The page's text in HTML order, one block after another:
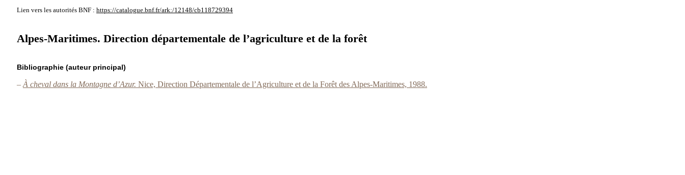
Lien vers les autorités BNF : https://catalogue.bnf.fr/ark:/12148/cb118729394
Alpes-Maritimes. Direction départementale de l’agriculture et de la forêt
Bibliographie (auteur principal)
– À cheval dans la Montagne d’Azur. Nice, Direction Départementale de l’Agriculture et de la Forêt des Alpes-Maritimes, 1988.